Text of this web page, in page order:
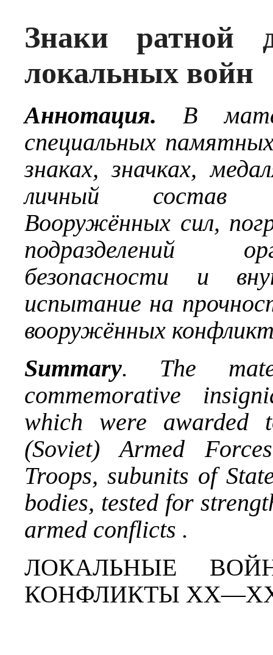
Знаки ратной
локальных войн
Аннотация. В
специальных
знаках, значках,
личный состав
Вооружённых сил,
подразделений
безопасности и
испытание на
вооружённых
Summary. The
commemorative
which were awarded
(Soviet) Armed
Troops, subunits of
bodies, tested for
armed conflicts .
ЛОКАЛЬНЫЕ
КОНФЛИКТЫ